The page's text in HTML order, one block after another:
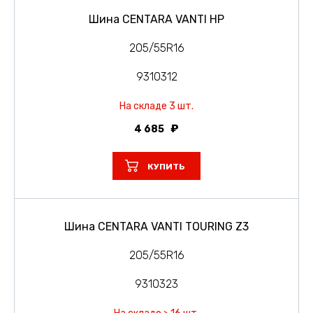
Шина CENTARA VANTI HP
205/55R16
9310312
На складе 3 шт.
4 685
КУПИТЬ
Шина CENTARA VANTI TOURING Z3
205/55R16
9310323